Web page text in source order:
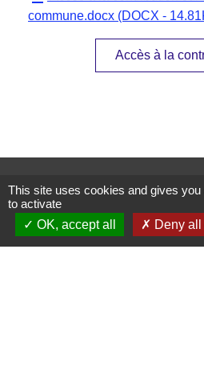
commune.docx (DOCX -
Accès à la
Contactez-
30, route
38280 Janneyrias -
This site uses cookies and gives
to activate
OK, accept all
Deny